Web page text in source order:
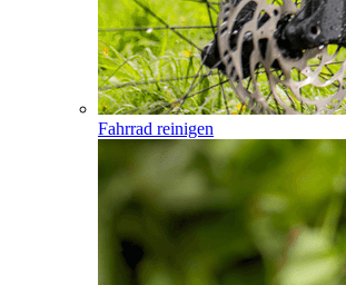
Fahrrad reinigen